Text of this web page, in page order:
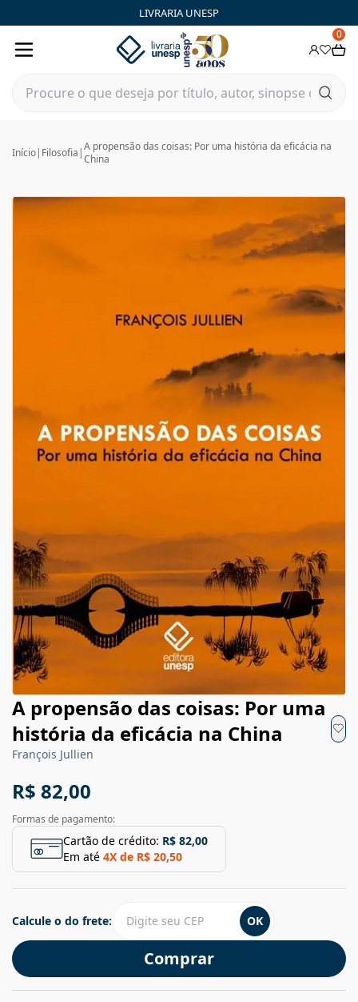
LIVRARIA UNESP
0
Início| Filosofia |A propensão das coisas: Por uma história da eficácia na
China
A propensão das coisas: Por uma
história da eficácia na China
François Jullien
R$ 82,00
Formas de pagamento:
Cartão de crédito: R$ 82,00
Em até 4X de R$ 20,50
Comprar
Calcule o do frete: OK